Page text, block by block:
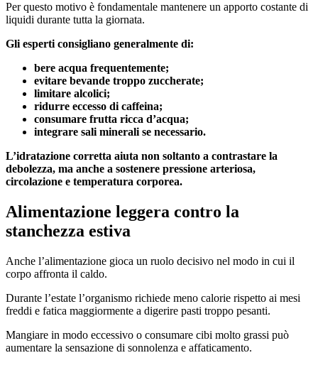
Per questo motivo è fondamentale mantenere un apporto costante di
liquidi durante tutta la giornata.
Gli esperti consigliano generalmente di:
bere acqua frequentemente;
evitare bevande troppo zuccherate;
limitare alcolici;
ridurre eccesso di caffeina;
consumare frutta ricca d’acqua;
integrare sali minerali se necessario.
L’idratazione corretta aiuta non soltanto a contrastare la
debolezza, ma anche a sostenere pressione arteriosa,
circolazione e temperatura corporea.
Alimentazione leggera contro la
stanchezza estiva
Anche l’alimentazione gioca un ruolo decisivo nel modo in cui il
corpo affronta il caldo.
Durante l’estate l’organismo richiede meno calorie rispetto ai mesi
freddi e fatica maggiormente a digerire pasti troppo pesanti.
Mangiare in modo eccessivo o consumare cibi molto grassi può
aumentare la sensazione di sonnolenza e affaticamento.